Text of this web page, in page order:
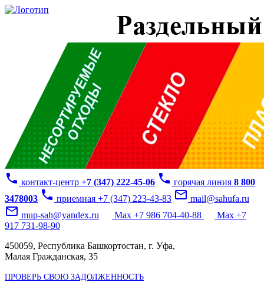
phone контакт-центр +7 (347) 222-45-06 phone горячая линия 8 800
3478003 phone приемная +7 (347) 223-43-83 mail_outline mail@sahufa.ru
mail_outline mup-sah@yandex.ru Max +7 986 704-40-88
Max +7
917 731-98-90
450059, Республика Башкортостан, г. Уфа,
Малая Гражданская, 35
ПРОВЕРЬ СВОЮ ЗАДОЛЖЕННОСТЬ